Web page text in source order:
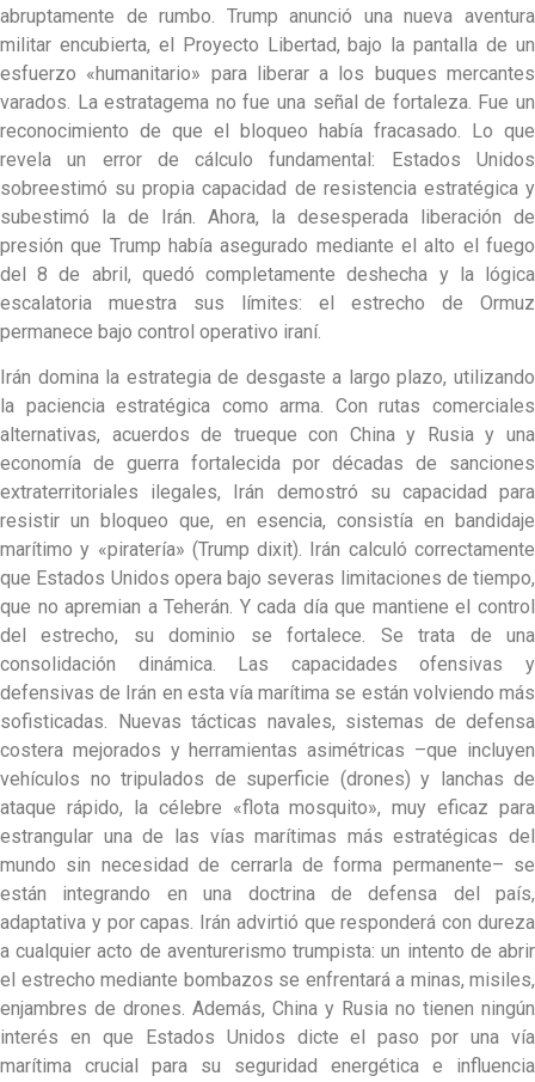
abruptamente de rumbo. Trump anunció una nueva aventura
militar encubierta, el Proyecto Libertad, bajo la pantalla de un
esfuerzo «humanitario» para liberar a los buques mercantes
varados. La estratagema no fue una señal de fortaleza. Fue un
reconocimiento de que el bloqueo había fracasado. Lo que
revela un error de cálculo fundamental: Estados Unidos
sobreestimó su propia capacidad de resistencia estratégica y
subestimó la de Irán. Ahora, la desesperada liberación de
presión que Trump había asegurado mediante el alto el fuego
del 8 de abril, quedó completamente deshecha y la lógica
escalatoria muestra sus límites: el estrecho de Ormuz
permanece bajo control operativo iraní.
Irán domina la estrategia de desgaste a largo plazo, utilizando
la paciencia estratégica como arma. Con rutas comerciales
alternativas, acuerdos de trueque con China y Rusia y una
economía de guerra fortalecida por décadas de sanciones
extraterritoriales ilegales, Irán demostró su capacidad para
resistir un bloqueo que, en esencia, consistía en bandidaje
marítimo y «piratería» (Trump dixit). Irán calculó correctamente
que Estados Unidos opera bajo severas limitaciones de tiempo,
que no apremian a Teherán. Y cada día que mantiene el control
del estrecho, su dominio se fortalece. Se trata de una
consolidación dinámica. Las capacidades ofensivas y
defensivas de Irán en esta vía marítima se están volviendo más
sofisticadas. Nuevas tácticas navales, sistemas de defensa
costera mejorados y herramientas asimétricas –que incluyen
vehículos no tripulados de superficie (drones) y lanchas de
ataque rápido, la célebre «flota mosquito», muy eficaz para
estrangular una de las vías marítimas más estratégicas del
mundo sin necesidad de cerrarla de forma permanente– se
están integrando en una doctrina de defensa del país,
adaptativa y por capas. Irán advirtió que responderá con dureza
a cualquier acto de aventurerismo trumpista: un intento de abrir
el estrecho mediante bombazos se enfrentará a minas, misiles,
enjambres de drones. Además, China y Rusia no tienen ningún
interés en que Estados Unidos dicte el paso por una vía
marítima crucial para su seguridad energética e influencia